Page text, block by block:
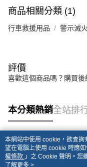
商品相關分類 (1)
行車救援用品 警示滅
評價
喜歡這個商品嗎？購買
本分類熱銷全站排
熱門標籤
本網站中使用 cookie，欲查
望在電腦上使用 cookie 時應
權條款 」之 Cookie 聲明。您
用條款之 Cookie 聲明使用
了解更多 >